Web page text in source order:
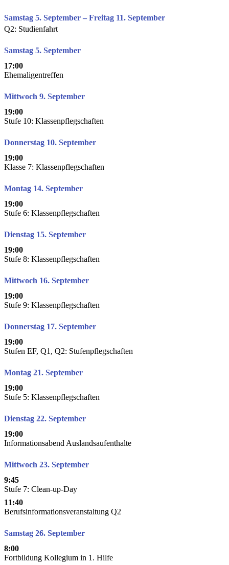
Samstag 5. September – Freitag 11. September
Q2: Studienfahrt
Samstag 5. September
17:00
Ehemaligentreffen
Mittwoch 9. September
19:00
Stufe 10: Klassenpflegschaften
Donnerstag 10. September
19:00
Klasse 7: Klassenpflegschaften
Montag 14. September
19:00
Stufe 6: Klassenpflegschaften
Dienstag 15. September
19:00
Stufe 8: Klassenpflegschaften
Mittwoch 16. September
19:00
Stufe 9: Klassenpflegschaften
Donnerstag 17. September
19:00
Stufen EF, Q1, Q2: Stufenpflegschaften
Montag 21. September
19:00
Stufe 5: Klassenpflegschaften
Dienstag 22. September
19:00
Informationsabend Auslandsaufenthalte
Mittwoch 23. September
9:45
Stufe 7: Clean-up-Day
11:40
Berufsinformationsveranstaltung Q2
Samstag 26. September
8:00
Fortbildung Kollegium in 1. Hilfe